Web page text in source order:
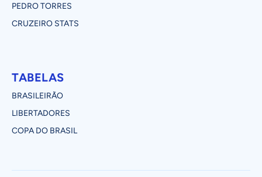
PEDRO TORRES
CRUZEIRO STATS
TABELAS
BRASILEIRÃO
LIBERTADORES
COPA DO BRASIL